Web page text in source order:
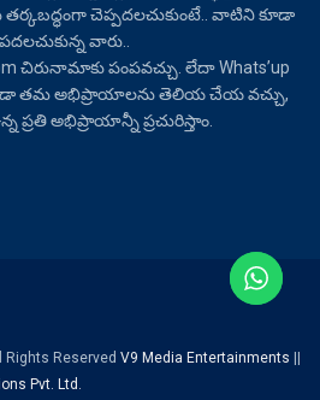
చెప్పదలచుకుంటే.. వాటిని కూడా
వారు..
చిరునామాకు పంపవచ్చు. లేదా Whats’up
తమ అభిప్రాయాలను తెలియ చేయ వచ్చు,
అభిప్రాయాన్నీ ప్రచురిస్తాం.
Rights Reserved V9 Media Entertainments ||
Pvt. Ltd.